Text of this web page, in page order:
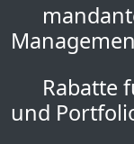
Rabatte
und